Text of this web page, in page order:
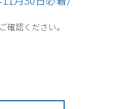
確認ください。